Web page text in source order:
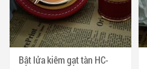
Bật lửa kiêm gạt tàn HC-